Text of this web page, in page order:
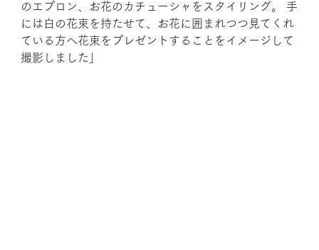
のエプロン、お花のカチューシャをスタイリング。 手
には白の花束を持たせて、お花に囲まれつつ見てくれ
ている方へ花束をプレゼントすることをイメージして
撮影しました」